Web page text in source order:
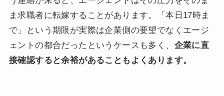
ま求職者に転嫁することがあります。「本日17時ま
で」という期限が実際は企業側の要望でなくエージ
ェントの都合だったというケースも多く、 企業に直
接確認すると余裕があることもよくあります。